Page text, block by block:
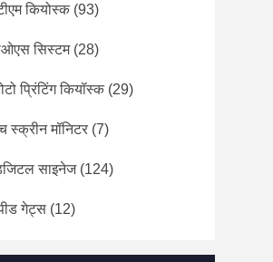
कियोस्क (93)
सिस्टम(28)
प्रिंटिंग कियॉस्क (29)
स्क्रीन मॉनिटर (7)
साइनेज(124)
गेट्स (12)